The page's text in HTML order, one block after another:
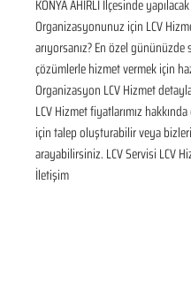
KONYA AHIRLI İlçesinde yapılacak
Organizasyonunuz için LCV
arıyorsanız? En özel gününüzde
çözümlerle hizmet vermek için
Organizasyon LCV Hizmet
LCV Hizmet fiyatlarımız
için talep oluşturabilir veya bizleri
arayabilirsiniz. LCV Servisi LCV
İletişim